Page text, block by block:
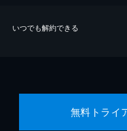
いつでも解約できる
無料トライ